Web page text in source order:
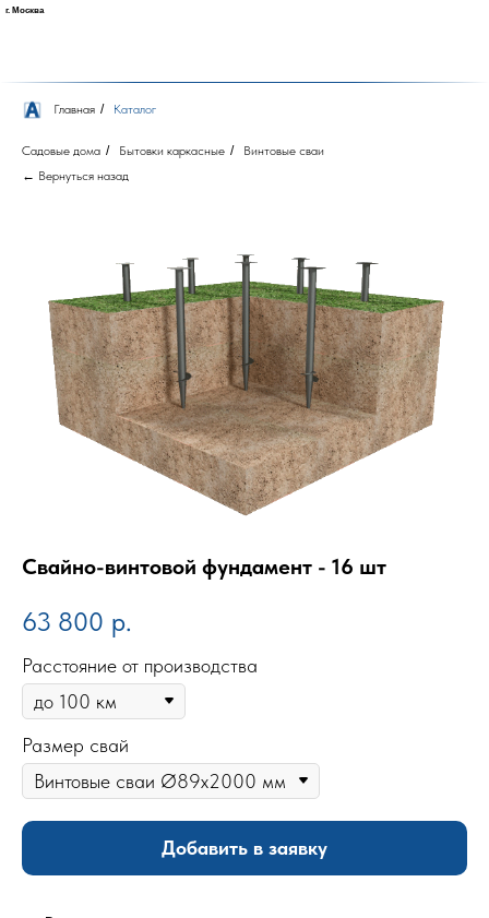
г. Москва
Главная / Каталог
Садовые дома / Бытовки каркасные /
Винтовые сваи
← Вернуться назад
Свайно-винтовой фундамент - 16 шт
63 800 р.
Расстояние от производства
Размер свай
Добавить в заявку